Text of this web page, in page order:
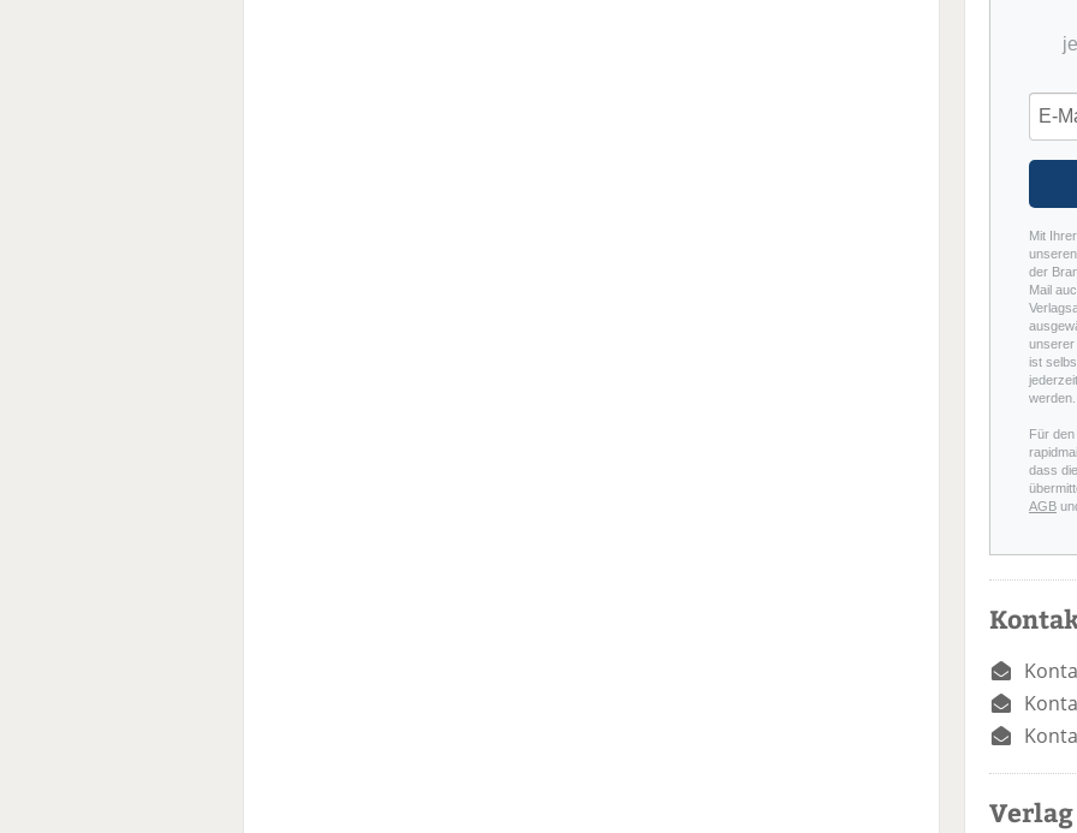
Mit
der
Mail
unserer
ist
werden.
Für
dass
AGB
Verlag